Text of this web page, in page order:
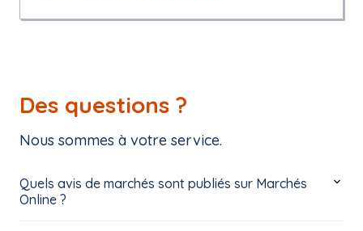
Des questions ?
Nous sommes à votre service.
Quels avis de marchés sont publiés sur Marchés
Online ?